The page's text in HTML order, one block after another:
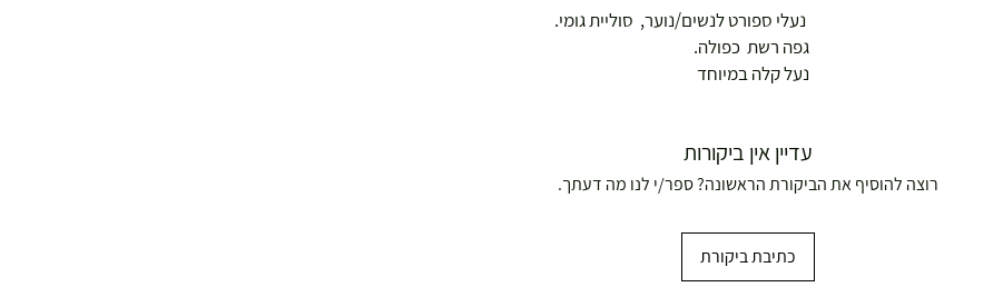
נעלי ספורט לנשים/נוער, סוליית גומי.
גפה רשת כפולה.
נעל קלה במיוחד
עדיין אין ביקורות
רוצה להוסיף את הביקורת הראשונה? ספר/י לנו מה דעתך.
כתיבת ביקורת